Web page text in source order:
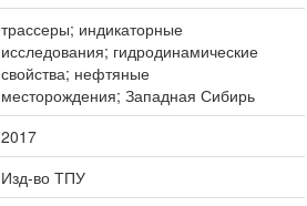
трассеры; индикаторные
исследования; гидродинамические
свойства; нефтяные
месторождения; Западная Сибирь
2017
Изд-во ТПУ